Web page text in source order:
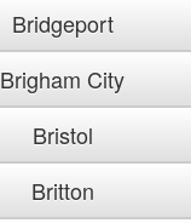
Bridgeport
Brigham City
Bristol
Britton